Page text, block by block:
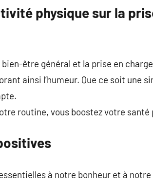
physique sur la
être général et la prise en
ainsi l’humeur. Que ce soit une
routine, vous boostez votre
à notre bonheur et à